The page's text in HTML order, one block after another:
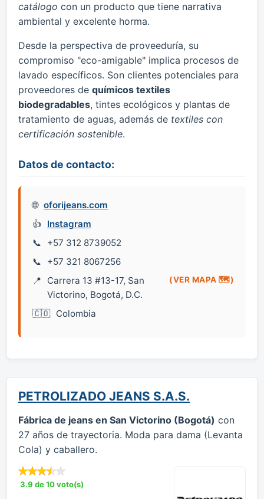
catálogo con un producto que tiene narrativa
ambiental y excelente horma.
Desde la perspectiva de proveeduría, su
compromiso "eco-amigable" implica procesos de
lavado específicos. Son clientes potenciales para
proveedores de químicos textiles
biodegradables, tintes ecológicos y plantas de
tratamiento de aguas, además de textiles con
certificación sostenible.
Datos de contacto:
oforijeans.com
Instagram
+57 312 8739052
+57 321 8067256
Carrera 13 #13-17, San
Victorino, Bogotá, D.C.
(VER MAPA 🗺️)
Colombia
PETROLIZADO JEANS S.A.S.
Fábrica de jeans en San Victorino (Bogotá) con
27 años de trayectoria. Moda para dama (Levanta
Cola) y caballero.
3.9 de 10 voto(s)